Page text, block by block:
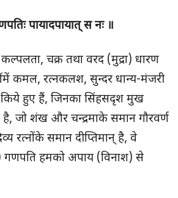
पायादपायात् स नः ॥
चक्र तथा वरद (मुद्रा) धारण
कमल, रत्नकलश, सुन्दर धान्य-मंजरी
हुए हैं, जिनका सिंहसदृश मुख
जो शंख और चन्द्रमाके समान गौरवर्ण
रत्नोंके समान दीप्तिमान् है, वे
हमको अपाय (विनाश) से